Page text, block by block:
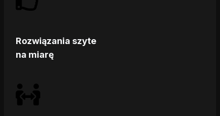
Rozwiązania szyte
na miarę